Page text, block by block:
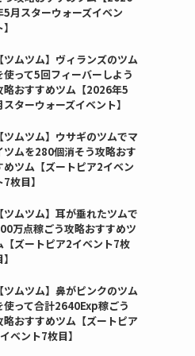
5月スターウォーズイベン
】
【ツムツム】ヴィランズのツム
使って5回フィーバーしよう
略おすすめツム【2026年5
スターウォーズイベント】
【ツムツム】ウサギのツムでマ
ツムを280個消そう攻略おす
めツム【ズートピア2イベン
7枚目】
【ツムツム】耳が垂れたツムで
万点稼ごう攻略おすすめツ
【ズートピア2イベント7枚
【ツムツム】鼻がピンクのツム
使って合計2640Exp稼ごう
略おすすめツム【ズートピア
ベント7枚目】